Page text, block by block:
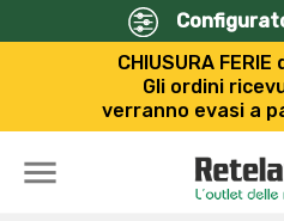
CHIUSURA
Gli ordini
verranno evasi a
